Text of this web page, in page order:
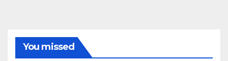
You missed